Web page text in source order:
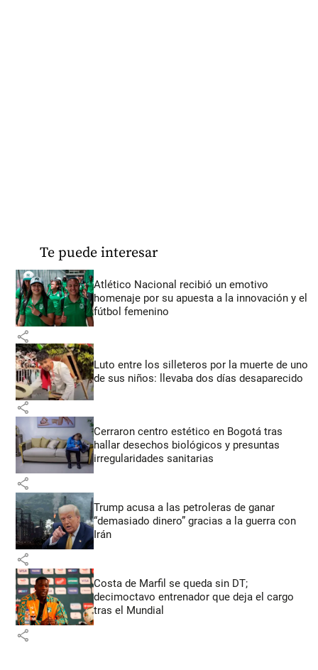
Te puede interesar
Atlético Nacional recibió un emotivo
homenaje por su apuesta a la innovación y el
fútbol femenino
share
Luto entre los silleteros por la muerte de uno
de sus niños: llevaba dos días desaparecido
share
Cerraron centro estético en Bogotá tras
hallar desechos biológicos y presuntas
irregularidades sanitarias
share
Trump acusa a las petroleras de ganar
“demasiado dinero” gracias a la guerra con
Irán
share
Costa de Marfil se queda sin DT;
decimoctavo entrenador que deja el cargo
tras el Mundial
share